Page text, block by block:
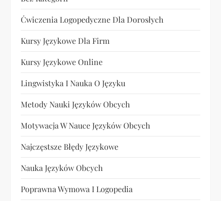
Ćwiczenia Logopedyczne Dla Dorosłych
Kursy Językowe Dla Firm
Kursy Językowe Online
Lingwistyka I Nauka O Języku
Metody Nauki Języków Obcych
Motywacja W Nauce Języków Obcych
Najczęstsze Błędy Językowe
Nauka Języków Obcych
Poprawna Wymowa I Logopedia